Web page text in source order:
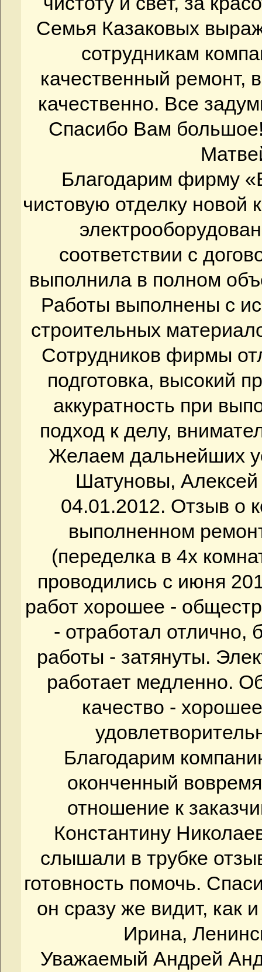
Семья Казаковых
сотрудникам
качественный ремонт,
качественно. Все
Спасибо Вам
Благодарим фирму
чистовую отделку новой
соответствии с
выполнила в полном
Работы выполнены с
строительных
Сотрудников фирмы
подготовка, высокий
аккуратность при
подход к делу,
Желаем дальнейших
Шатуновы,
04.01.2012. Отзыв о
выполненном
(переделка в 4х
проводились с июня
работ хорошее -
- отработал
работы - затянуты.
работает медленно.
качество -
Благодарим
оконченный
отношение к
Константину
слышали в трубке
готовность помочь.
он сразу же видит, как
Ирина,
Уважаемый Андрей